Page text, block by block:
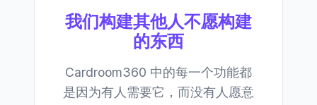
我们构建其他人不愿构建
的东西
Cardroom360 中的每一个功能都
是因为有人需要它，而没有人愿意